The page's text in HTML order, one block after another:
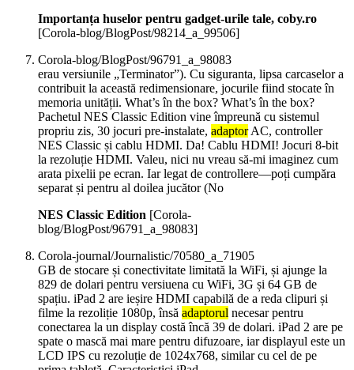
Importanța huselor pentru gadget-urile tale, coby.ro
[Corola-blog/BlogPost/98214_a_99506]
Corola-blog/BlogPost/96791_a_98083
erau versiunile „Terminator”). Cu siguranta, lipsa carcaselor a
contribuit la această redimensionare, jocurile fiind stocate în
memoria unității. What’s în the box? What’s în the box?
Pachetul NES Classic Edition vine împreună cu sistemul
propriu zis, 30 jocuri pre-instalate, adaptorAC, controller
NES Classic și cablu HDMI. Da! Cablu HDMI! Jocuri 8-bit
la rezoluție HDMI. Valeu, nici nu vreau să-mi imaginez cum
arata pixelii pe ecran. Iar legat de controllere—poți cumpăra
separat și pentru al doilea jucător (No
NES Classic Edition [Corola-
blog/BlogPost/96791_a_98083]
Corola-journal/Journalistic/70580_a_71905
GB de stocare și conectivitate limitată la WiFi, și ajunge la
829 de dolari pentru versiuena cu WiFi, 3G și 64 GB de
spațiu. iPad 2 are ieșire HDMI capabilă de a reda clipuri și
filme la rezoliție 1080p, însă adaptorul necesar pentru
conectarea la un display costă încă 39 de dolari. iPad 2 are pe
spate o mască mai mare pentru difuzoare, iar displayul este un
LCD IPS cu rezoluție de 1024x768, similar cu cel de pe